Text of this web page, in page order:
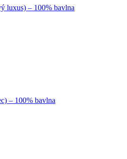
luxus) – 100% bavlna
– 100% bavlna